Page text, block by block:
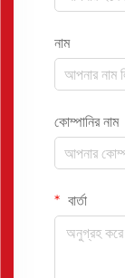
নাম
কোম্পানির নাম
বার্তা